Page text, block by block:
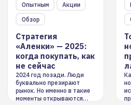
Опытным
Акции
Обзор
Стратегия
«Аленки» — 2025:
когда покупать, как
не сейчас
2024 год позади. Люди
буквально презирают
рынок. Но именно в такие
моменты открываются